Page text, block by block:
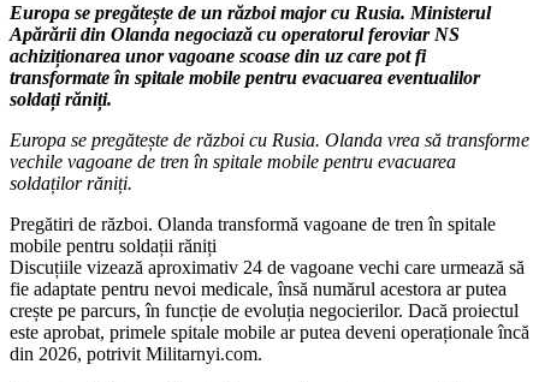
Europa se pregătește de un război major cu Rusia. Ministerul
Apărării din Olanda negociază cu operatorul feroviar NS
achiziționarea unor vagoane scoase din uz care pot fi
transformate în spitale mobile pentru evacuarea eventualilor
soldați răniți.
Europa se pregătește de război cu Rusia. Olanda vrea să transforme
vechile vagoane de tren în spitale mobile pentru evacuarea
soldaților răniți.
Pregătiri de război. Olanda transformă vagoane de tren în spitale
mobile pentru soldații răniți
Discuțiile vizează aproximativ 24 de vagoane vechi care urmează să
fie adaptate pentru nevoi medicale, însă numărul acestora ar putea
crește pe parcurs, în funcție de evoluția negocierilor. Dacă proiectul
este aprobat, primele spitale mobile ar putea deveni operaționale încă
din 2026, potrivit Militarnyi.com.